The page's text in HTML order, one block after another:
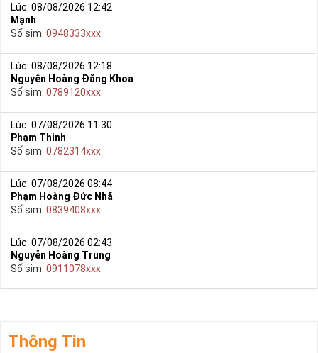
Lúc: 08/08/2026 12:42
Mạnh
Số sim: 0948333xxx
Lúc: 08/08/2026 12:18
Nguyễn Hoàng Đăng Khoa
Số sim: 0789120xxx
Lúc: 07/08/2026 11:30
Phạm Thinh
Số sim: 0782314xxx
Lúc: 07/08/2026 08:44
Phạm Hoàng Đức Nhã
Số sim: 0839408xxx
Lúc: 07/08/2026 02:43
Nguyễn Hoàng Trung
Số sim: 0911078xxx
Thông Tin